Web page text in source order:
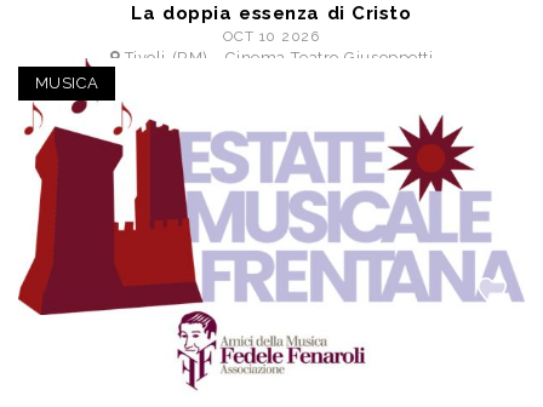
La doppia essenza di Cristo
OCT 10 2026
Tivoli (RM) - Cinema Teatro Giuseppetti
MUSICA